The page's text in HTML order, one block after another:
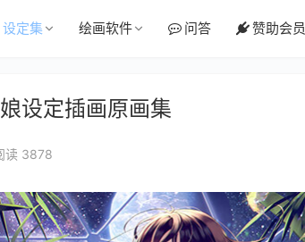
设定集 绘画软件 问答 赞助会员
设定插画原画集
读 3878